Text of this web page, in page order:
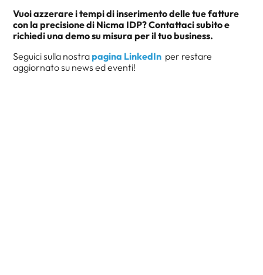
Vuoi azzerare i tempi di inserimento delle tue fatture
con la precisione di Nicma IDP? Contattaci subito e
richiedi una demo su misura per il tuo business.
Seguici sulla nostrapagina LinkedIn per restare
aggiornato su news ed eventi!